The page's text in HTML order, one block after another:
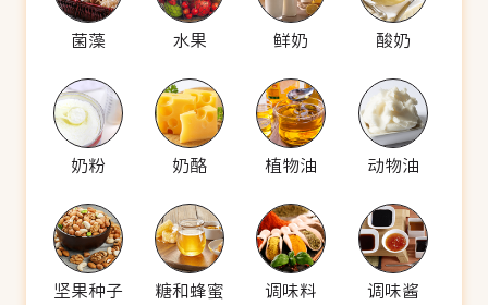
菌藻 水果 鲜奶 酸奶
奶粉 奶酪 植物油 动物油
坚果种子 糖和蜂蜜 调味料 调味酱